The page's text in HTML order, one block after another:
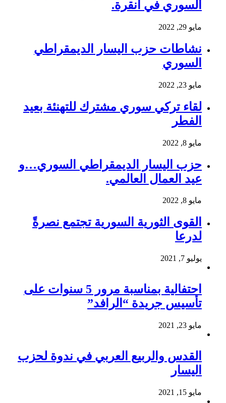
السوري في أنقرة.
مايو 29, 2022
نشاطات حزب اليسار الديمقراطي
السوري
مايو 23, 2022
لقاء تركي سوري مشترك للتهنئة بعيد
الفطر
مايو 8, 2022
حزب اليسار الديمقراطي السوري…و
عيد العمال العالمي.
مايو 8, 2022
القوى الثورية السورية تجتمع نصرةً
لدرعا
يوليو 7, 2021
احتفالية بمناسبة مرور 5 سنوات على
تأسيس جريدة “الرافد”
مايو 23, 2021
القدس والربيع العربي في ندوة لحزب
اليسار
مايو 15, 2021